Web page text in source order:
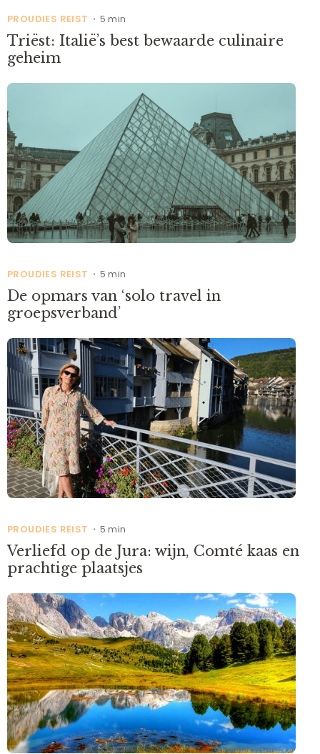
PROUDIES REIST • 5 min
Triëst: Italië’s best bewaarde culinaire
geheim
PROUDIES REIST • 5 min
De opmars van ‘solo travel in
groepsverband’
PROUDIES REIST • 5 min
Verliefd op de Jura: wijn, Comté kaas en
prachtige plaatsjes